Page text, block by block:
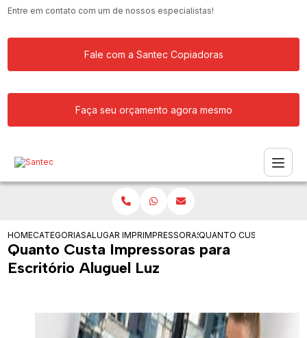
Entre em contato com um de nossos especialistas!
Fale com a Santec Copiadoras
Faça seu orçamento agora mesmo
HOMECATEGORIASALUGAR IMPRESSORAIMPRESSORAS PARA EMPRESA DE
QUANTO CUSTA
Quanto Custa Impressoras para
Escritório Aluguel Luz